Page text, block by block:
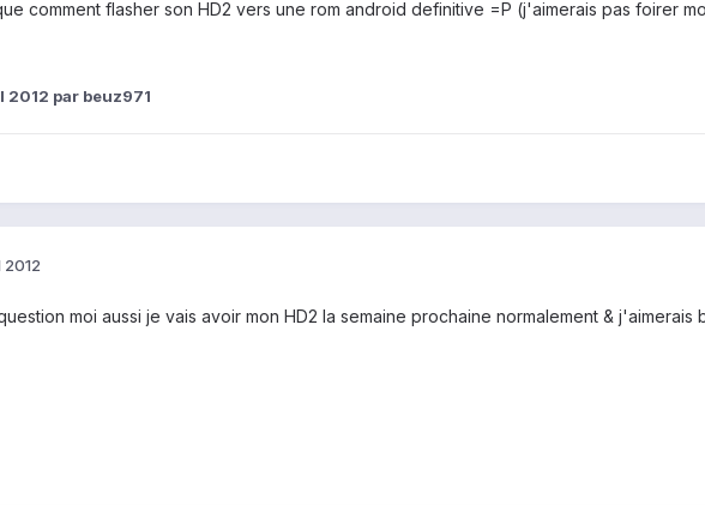
comment flasher son HD2 vers une rom android definitive =P (j'aimerais pas foirer
2012 par beuz971
2012
moi aussi je vais avoir mon HD2 la semaine prochaine normalement & j'aimerais